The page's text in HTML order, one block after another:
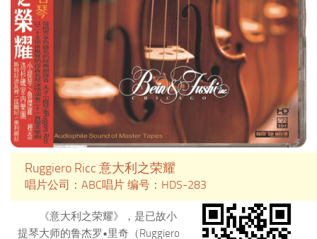
首组曲以质朴舞风和极富歌唱性的
演绎，让人回味无穷。需要在短短
一周的时间录制6首巴赫无伴奏，
以Giuliano Carmignola 67岁的“高龄”
来说，并非易事，何况是与DG合作
的第一张唱片。卡米诺拉打破了以
往照本宣科的刻板模式，还原了巴
洛克音乐原有的流动感和演奏上的
即兴色彩，与他多年来演奏巴洛克
音乐的作品不无关系。
Ruggiero Ricc 意大利之荣耀
唱片公司：ABC唱片 编号：HDS-283
《意大利之荣耀》，是已故小
提琴大师的鲁杰罗•里奇（Ruggiero